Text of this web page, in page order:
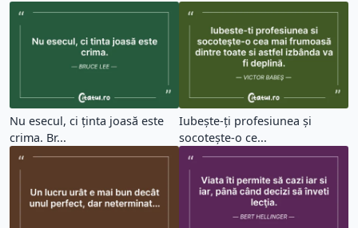
Nu esecul, ci ținta joasă este
crima. Br...
Iubește-ți profesiunea și
socoteşte-o ce...